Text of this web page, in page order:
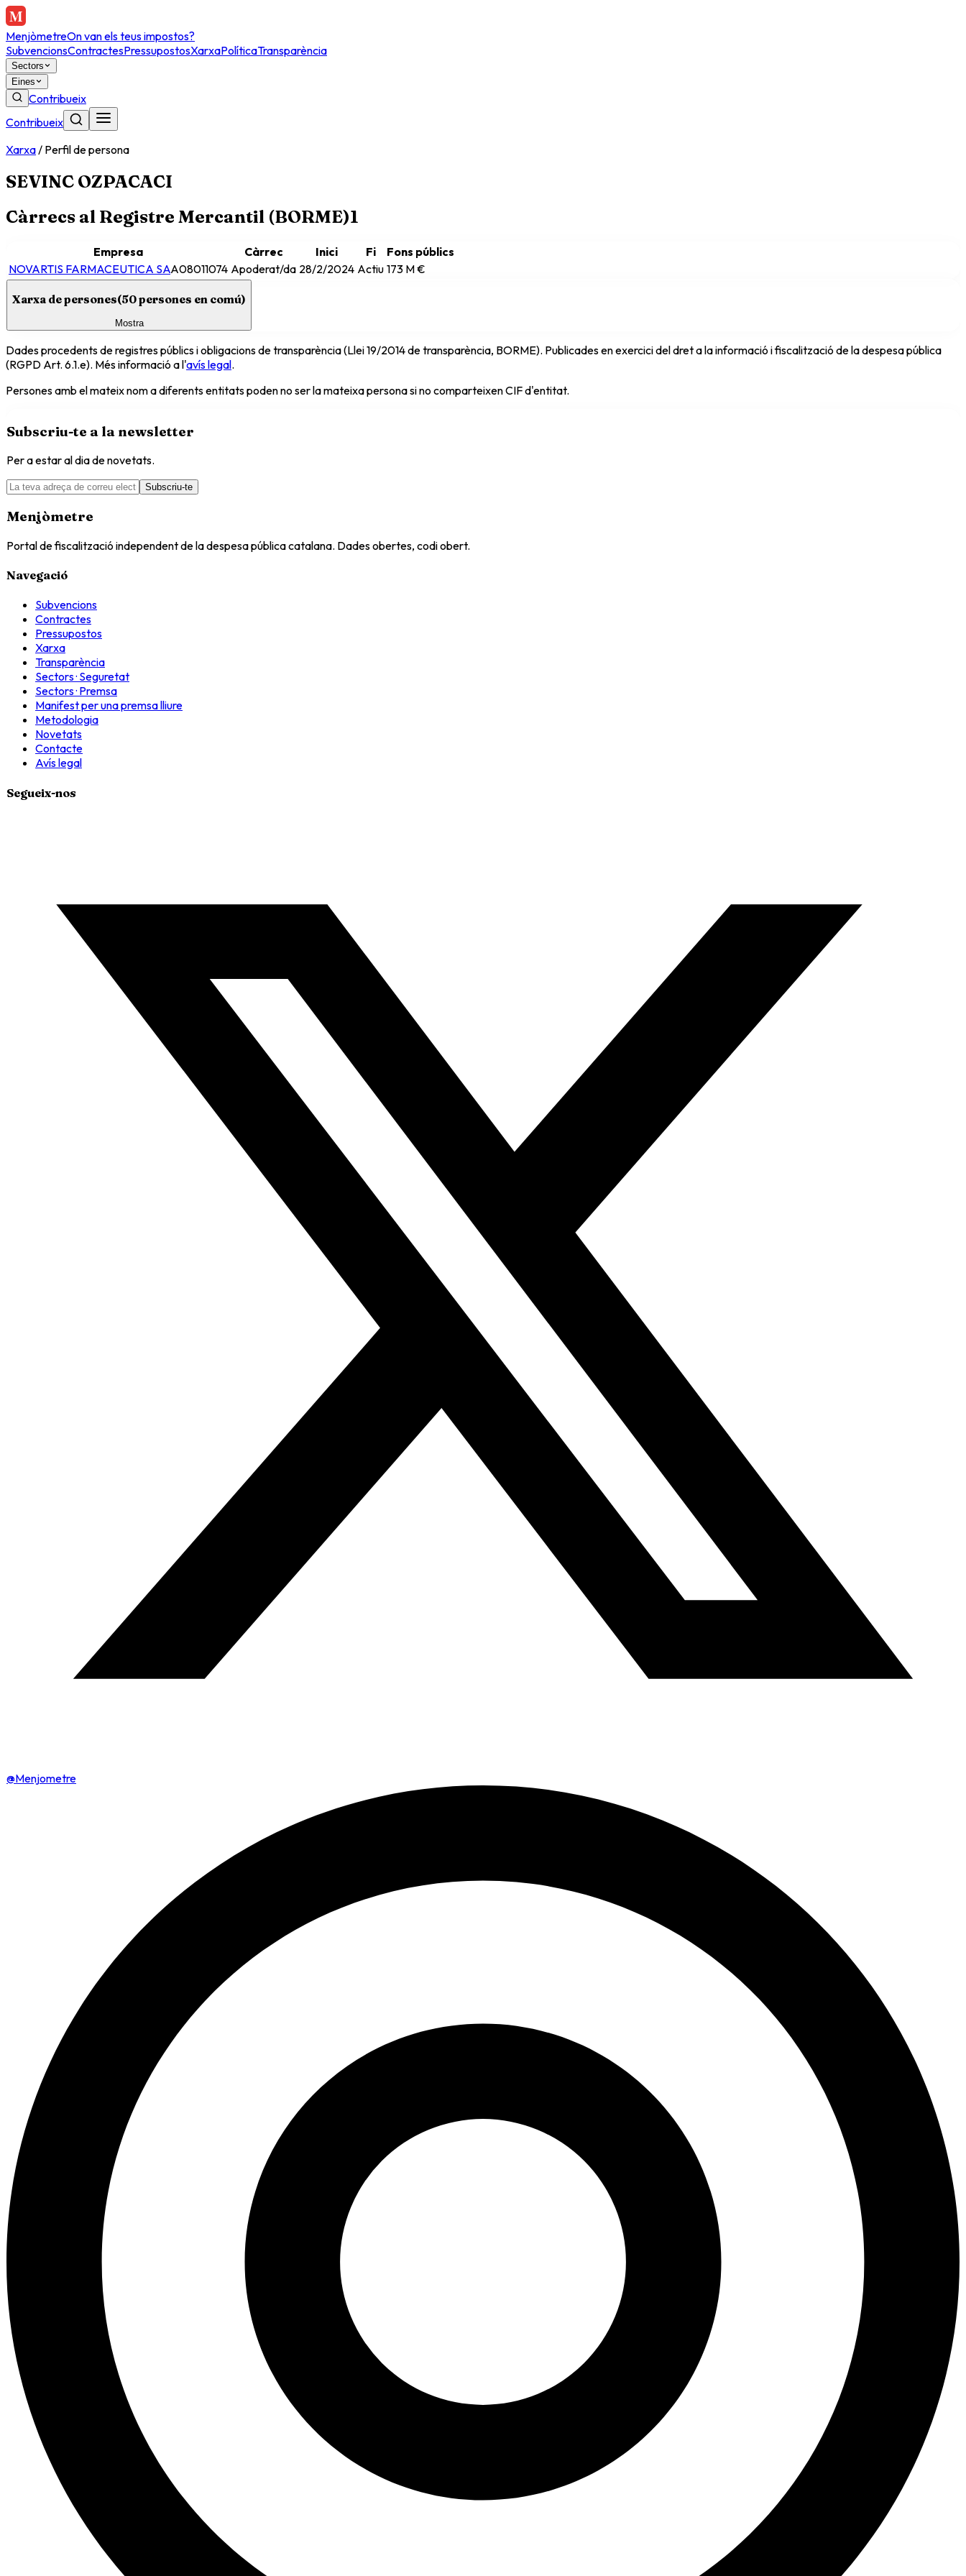
MenjòmetreOn van els teus impostos?
SubvencionsContractesPressupostosXarxaPolíticaTransparència
Sectors
Eines
Contribueix
Contribueix
Xarxa/ Perfil de persona
SEVINC OZPACACI
Càrrecs al Registre Mercantil (BORME)1
Empresa Càrrec Inici Fi
Fons públics
NOVARTIS FARMACEUTICA SAA08011074 Apoderat/da 28/2/2024 Actiu 173 M €
Xarxa de persones(50persones en comú)
Mostra
Dades procedents de registres públics i obligacions de transparència (Llei 19/2014 de transparència, BORME). Publicades en exercici del dret a la informació i fiscalització de la despesa pública
(RGPD Art. 6.1.e). Més informació a l'avís legal.
Persones amb el mateix nom a diferents entitats poden no ser la mateixa persona si no comparteixen CIF d'entitat.
Subscriu-te a la newsletter
Per a estar al dia de novetats.
Subscriu-te
Menjòmetre
Portal de fiscalització independent de la despesa pública catalana. Dades obertes, codi obert.
Navegació
Subvencions
Contractes
Pressupostos
Xarxa
Transparència
Sectors · Seguretat
Sectors · Premsa
Manifest per una premsa lliure
Metodologia
Novetats
Contacte
Avís legal
Segueix-nos
@Menjometre